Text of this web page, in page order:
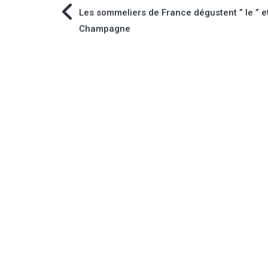
Navigation
Les sommeliers de France dégustent ” le ”
Champagne